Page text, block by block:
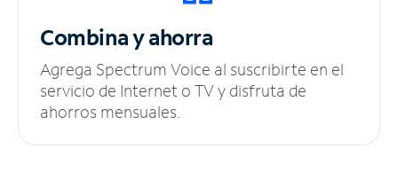
Combina y ahorra
Agrega Spectrum Voice al suscribirte en el
servicio de Internet o TV y disfruta de
ahorros mensuales.